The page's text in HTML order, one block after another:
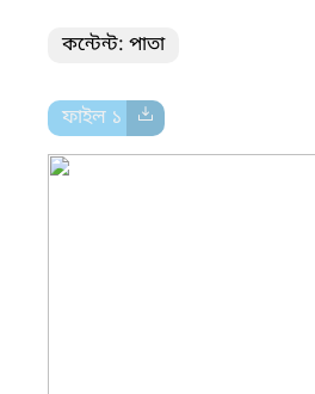
কন্টেন্ট: পাতা
ফাইল ১